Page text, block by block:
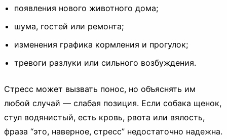
появления нового животного дома;
шума, гостей или ремонта;
изменения графика кормления и прогулок;
тревоги разлуки или сильного возбуждения.
Стресс может вызвать понос, но объяснять им
любой случай — слабая позиция. Если собака щенок,
стул водянистый, есть кровь, рвота или вялость,
фраза “это, наверное, стресс” недостаточно надежна.